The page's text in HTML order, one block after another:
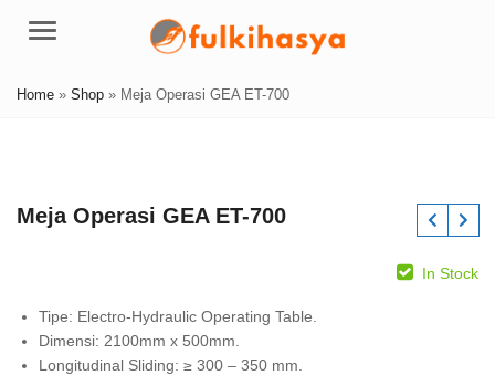
Menu
Home » Shop » Meja Operasi GEA ET-700
Meja Operasi GEA ET-700
In Stock
Tipe: Electro-Hydraulic Operating Table.
Dimensi: 2100mm x 500mm.
Longitudinal Sliding: ≥ 300 – 350 mm.